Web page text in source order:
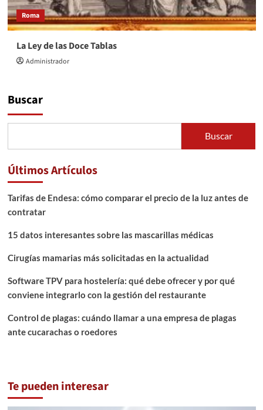
Roma
La Ley de las Doce Tablas
Administrador
Buscar
Buscar
Últimos Artículos
Tarifas de Endesa: cómo comparar el precio de la luz antes de
contratar
15 datos interesantes sobre las mascarillas médicas
Cirugías mamarias más solicitadas en la actualidad
Software TPV para hostelería: qué debe ofrecer y por qué
conviene integrarlo con la gestión del restaurante
Control de plagas: cuándo llamar a una empresa de plagas
ante cucarachas o roedores
Te pueden interesar